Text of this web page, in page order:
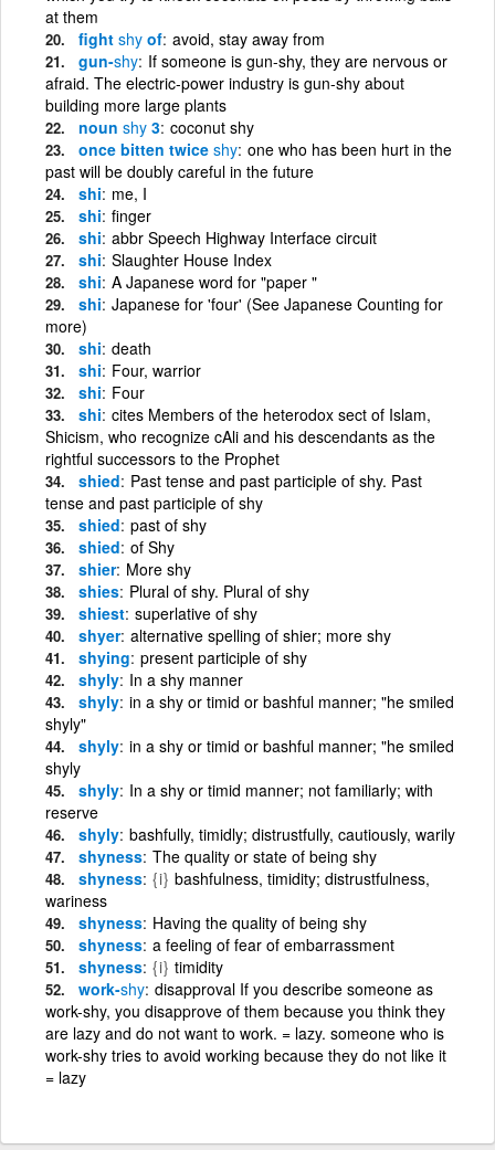
at them
fight shy of avoid, stay away from
gun-shy If someone is gun-shy, they are nervous or
afraid. The electric-power industry is gun-shy about
building more large plants
noun shy 3 coconut shy
once bitten twice shy one who has been hurt in the
past will be doubly careful in the future
shi me, I
shi finger
shi abbr Speech Highway Interface circuit
shi Slaughter House Index
shi A Japanese word for "paper "
shi Japanese for 'four' (See Japanese Counting for
more)
shi death
shi Four, warrior
shi Four
shi cites Members of the heterodox sect of Islam,
Shicism, who recognize cAli and his descendants as the
rightful successors to the Prophet
shied Past tense and past participle of shy. Past
tense and past participle of shy
shied past of shy
shied of Shy
shier More shy
shies Plural of shy. Plural of shy
shiest superlative of shy
shyer alternative spelling of shier; more shy
shying present participle of shy
shyly In a shy manner
shyly in a shy or timid or bashful manner; "he smiled
shyly"
shyly in a shy or timid or bashful manner; "he smiled
shyly
shyly In a shy or timid manner; not familiarly; with
reserve
shyly bashfully, timidly; distrustfully, cautiously, warily
shyness The quality or state of being shy
shyness {i} bashfulness, timidity; distrustfulness,
wariness
shyness Having the quality of being shy
shyness a feeling of fear of embarrassment
shyness {i} timidity
work-shy disapproval If you describe someone as
work-shy, you disapprove of them because you think they
are lazy and do not want to work. = lazy. someone who is
work-shy tries to avoid working because they do not like it
= lazy